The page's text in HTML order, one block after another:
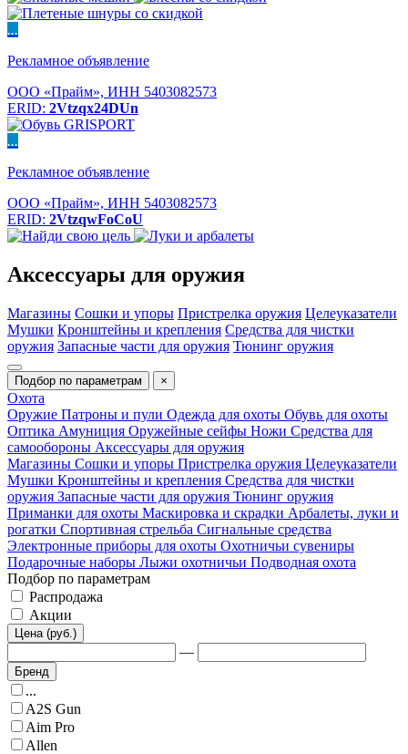
...
Рекламное объявление
ООО «Прайм», ИНН 5403082573
ERID: 2Vtzqx24DUn
...
Рекламное объявление
ООО «Прайм», ИНН 5403082573
ERID: 2VtzqwFoCoU
Аксессуары для оружия
Магазины Сошки и упоры Пристрелка оружия Целеуказатели
Мушки Кронштейны и крепления Средства для чистки
оружия Запасные части для оружия Тюнинг оружия
Подбор по параметрам ×
Охота
Оружие Патроны и пули Одежда для охоты Обувь для охоты
Оптика Амуниция Оружейные сейфы Ножи Средства для
самообороны Аксессуары для оружия
Магазины Сошки и упоры Пристрелка оружия Целеуказатели
Мушки Кронштейны и крепления Средства для чистки
оружия Запасные части для оружия Тюнинг оружия
Приманки для охоты Маскировка и скрадки Арбалеты, луки и
рогатки Спортивная стрельба Сигнальные средства
Электронные приборы для охоты Охотничьи сувениры
Подарочные наборы Лыжи охотничьи Подводная охота
Подбор по параметрам
Распродажа
Акции
Цена (руб.)
—
Бренд
...
A2S Gun
Aim Pro
Allen